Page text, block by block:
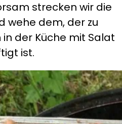
strecken wir die
wehe dem, der zu
der Küche mit Salat
ist.